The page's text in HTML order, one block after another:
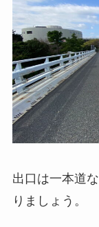
出口は一本道
りましょう。